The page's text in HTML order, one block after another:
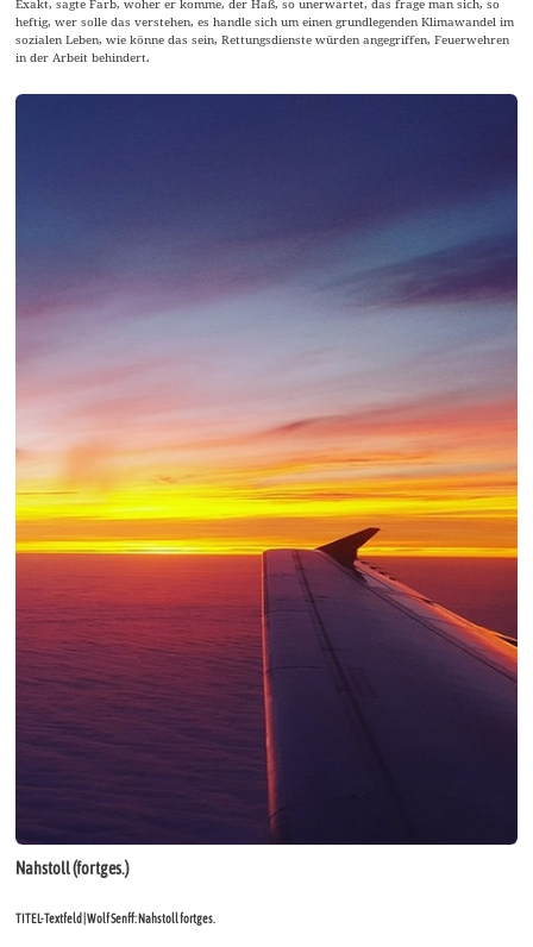
heftig, wer solle das verstehen, es handle sich um einen grundlegenden Klimawandel im
sozialen Leben, wie könne das sein, Rettungsdienste würden angegriffen, Feuerwehren
in der Arbeit behindert.
Nahstoll (fortges.)
TITEL-Textfeld | Wolf Senff: Nahstoll fortges.